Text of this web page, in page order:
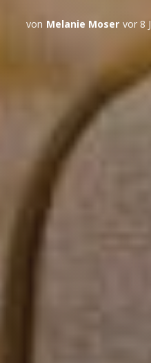
von Melanie Moser vor 8